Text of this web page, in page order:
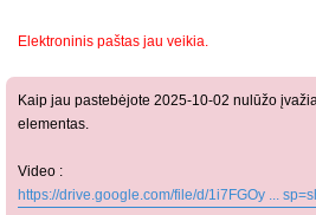
Elektroninis paštas jau veikia.
Kaip jau pastebėjote 2025-10-02 nulūžo
elementas.
Video :
https://drive.google.com/file/d/1i7FGOy ...